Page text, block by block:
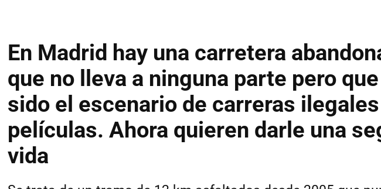
En Madrid hay una carretera
que no lleva a ninguna parte pero
sido el escenario de carreras
películas. Ahora quieren darle una
vida